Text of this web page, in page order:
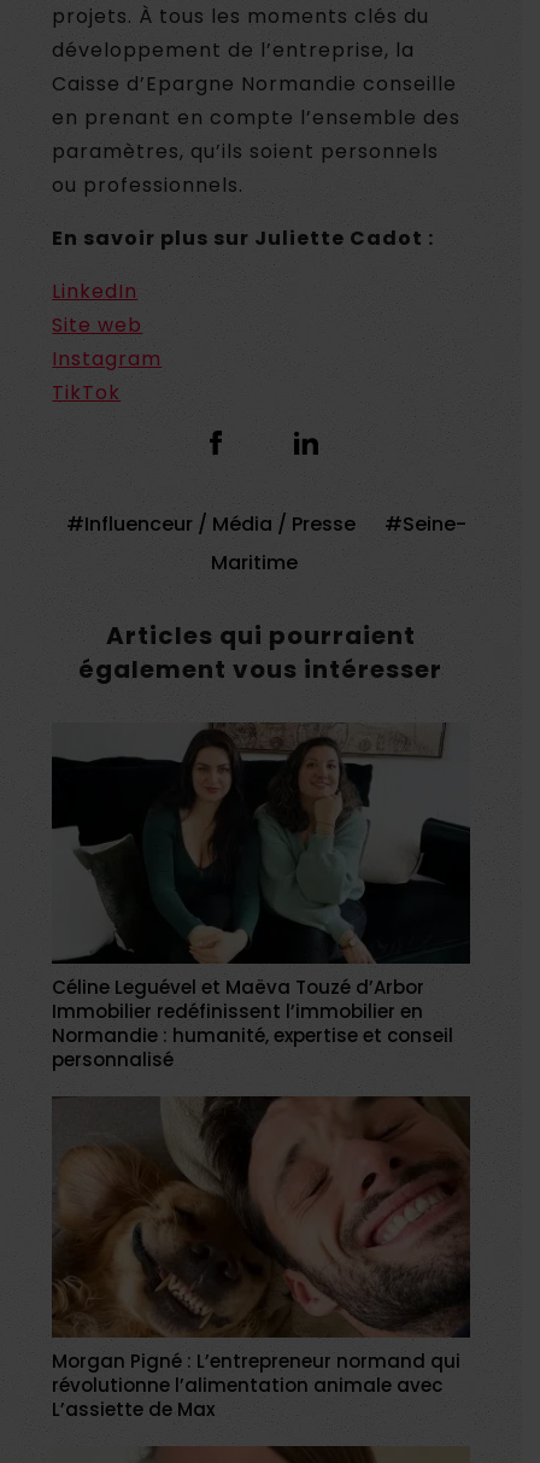
projets. À tous les moments clés du
développement de l’entreprise, la
Caisse d’Epargne Normandie conseille
en prenant en compte l’ensemble des
paramètres, qu’ils soient personnels
ou professionnels.
En savoir plus sur Juliette Cadot :
LinkedIn
Site web
Instagram
TikTok
Influenceur / Média / Presse
Seine-
Maritime
Articles qui pourraient
également vous intéresser
Céline Leguével et Maëva Touzé d’Arbor
Immobilier redéfinissent l’immobilier en
Normandie : humanité, expertise et conseil
personnalisé
Morgan Pigné : L’entrepreneur normand qui
révolutionne l’alimentation animale avec
L’assiette de Max